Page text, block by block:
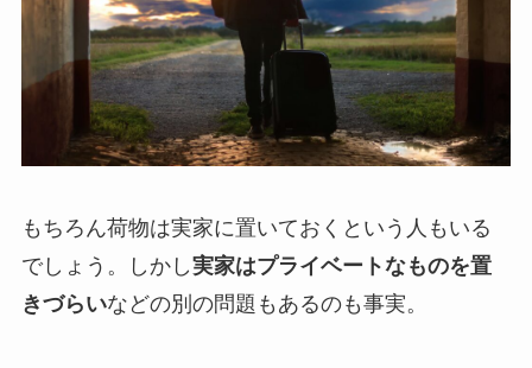
もちろん荷物は実家に置いておくという人もいる
でしょう。しかし実家はプライベートなものを置
きづらいなどの別の問題もあるのも事実。